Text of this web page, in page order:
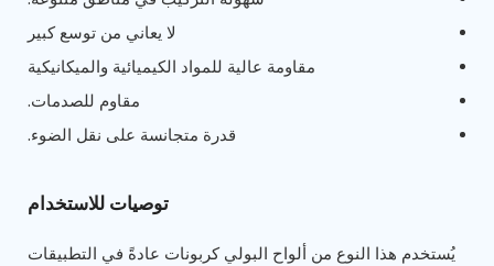
لا يعاني من توسع كبير
مقاومة عالية للمواد الكيميائية والميكانيكية
مقاوم للصدمات.
قدرة متجانسة على نقل الضوء.
توصيات للاستخدام
يُستخدم هذا النوع من ألواح البولي كربونات عادةً في التطبيقات